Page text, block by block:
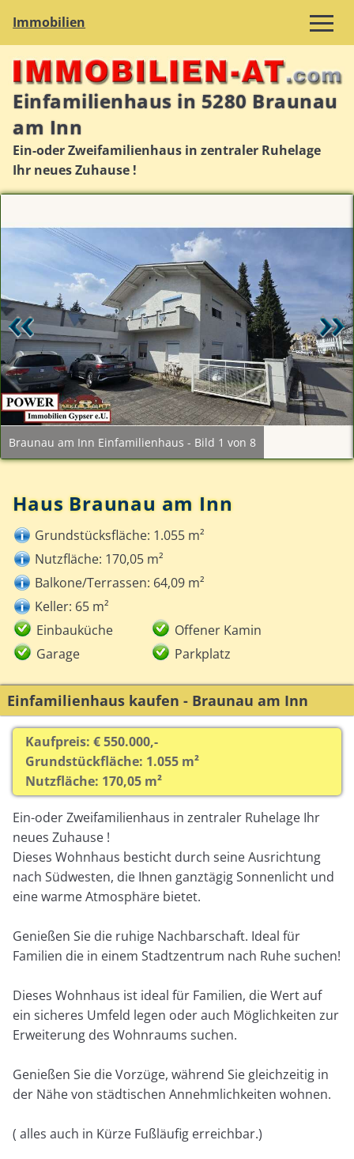
Immobilien
Einfamilienhaus in 5280 Braunau
am Inn
Ein-oder Zweifamilienhaus in zentraler Ruhelage
Ihr neues Zuhause !
Braunau am Inn Einfamilienhaus - Bild 1 von 8
Haus Braunau am Inn
Grundstücksfläche: 1.055 m²
Nutzfläche: 170,05 m²
Balkone/Terrassen: 64,09 m²
Keller: 65 m²
Einbauküche
Offener Kamin
Garage
Parkplatz
Einfamilienhaus kaufen - Braunau am Inn
Kaufpreis: € 550.000,-
Grundstückfläche: 1.055 m²
Nutzfläche: 170,05 m²
Ein-oder Zweifamilienhaus in zentraler Ruhelage Ihr
neues Zuhause !
Dieses Wohnhaus besticht durch seine Ausrichtung
nach Südwesten, die Ihnen ganztägig Sonnenlicht und
eine warme Atmosphäre bietet.
Genießen Sie die ruhige Nachbarschaft. Ideal für
Familien die in einem Stadtzentrum nach Ruhe suchen!
Dieses Wohnhaus ist ideal für Familien, die Wert auf
ein sicheres Umfeld legen oder auch Möglichkeiten zur
Erweiterung des Wohnraums suchen.
Genießen Sie die Vorzüge, während Sie gleichzeitig in
der Nähe von städtischen Annehmlichkeiten wohnen.
( alles auch in Kürze Fußläufig erreichbar.)